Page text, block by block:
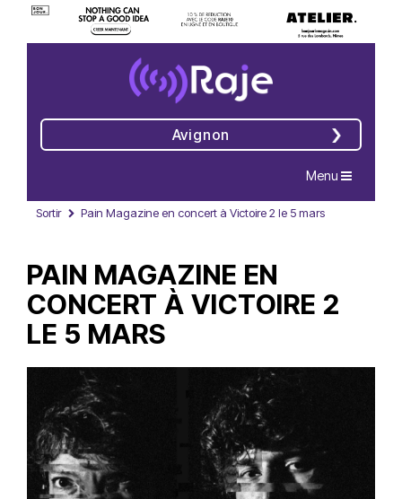
Avignon
Navigation
Menu
Sortir Pain Magazine en concert à Victoire 2 le 5 mars
PAIN MAGAZINE EN
CONCERT À VICTOIRE 2
LE 5 MARS